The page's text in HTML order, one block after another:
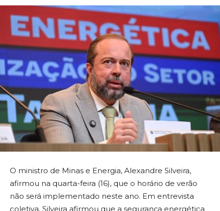
O ministro de Minas e Energia, Alexandre Silveira,
afirmou na quarta-feira (16), que o horário de verão
não será implementado neste ano. Em entrevista
coletiva, Silveira afirmou que a segurança energética